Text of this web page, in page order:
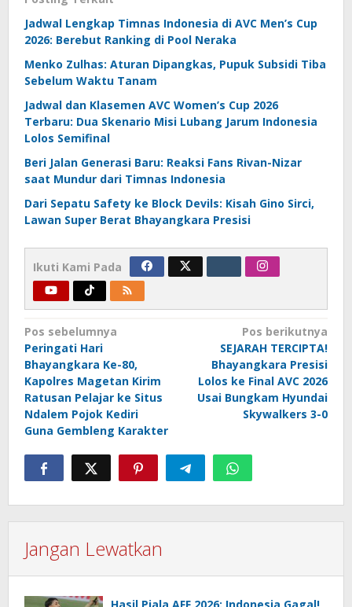
Jadwal Lengkap Timnas Indonesia di AVC Men’s Cup
2026: Berebut Ranking di Pool Neraka
Menko Zulhas: Aturan Dipangkas, Pupuk Subsidi Tiba
Sebelum Waktu Tanam
Jadwal dan Klasemen AVC Women’s Cup 2026
Terbaru: Dua Skenario Misi Lubang Jarum Indonesia
Lolos Semifinal
Beri Jalan Generasi Baru: Reaksi Fans Rivan-Nizar
saat Mundur dari Timnas Indonesia
Dari Sepatu Safety ke Block Devils: Kisah Gino Sirci,
Lawan Super Berat Bhayangkara Presisi
Ikuti Kami Pada
Navigasi
pos
Pos sebelumnya
Peringati Hari
Bhayangkara Ke-80,
Kapolres Magetan Kirim
Ratusan Pelajar ke Situs
Ndalem Pojok Kediri
Guna Gembleng Karakter
Pos berikutnya
SEJARAH TERCIPTA!
Bhayangkara Presisi
Lolos ke Final AVC 2026
Usai Bungkam Hyundai
Skywalkers 3-0
Jangan Lewatkan